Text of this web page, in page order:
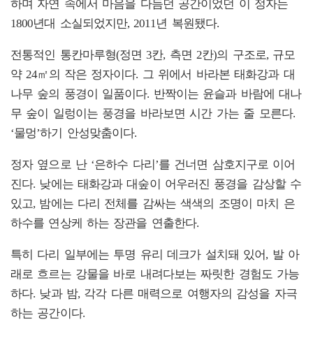
하며 자연 속에서 마음을 다듬던 공간이었던 이 정자는
1800년대 소실되었지만, 2011년 복원됐다.
전통적인 통칸마루형(정면 3칸, 측면 2칸)의 구조로, 규모
약 24㎡의 작은 정자이다. 그 위에서 바라본 태화강과 대
나무 숲의 풍경이 일품이다. 반짝이는 윤슬과 바람에 대나
무 숲이 일렁이는 풍경을 바라보면 시간 가는 줄 모른다.
‘물멍’하기 안성맞춤이다.
정자 옆으로 난 ‘은하수 다리’를 건너면 삼호지구로 이어
진다. 낮에는 태화강과 대숲이 어우러진 풍경을 감상할 수
있고, 밤에는 다리 전체를 감싸는 색색의 조명이 마치 은
하수를 연상케 하는 장관을 연출한다.
특히 다리 일부에는 투명 유리 데크가 설치돼 있어, 발 아
래로 흐르는 강물을 바로 내려다보는 짜릿한 경험도 가능
하다. 낮과 밤, 각각 다른 매력으로 여행자의 감성을 자극
하는 공간이다.